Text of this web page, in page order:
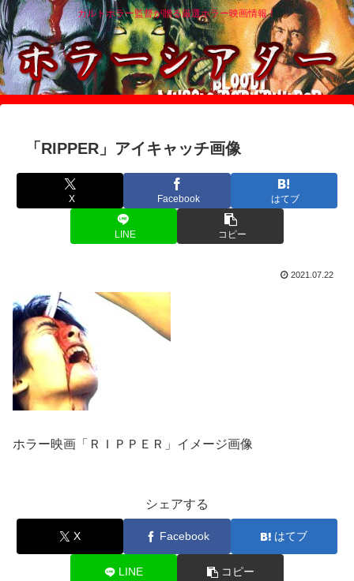
カルトホラー監督が贈る厳選ホラー映画情報！
「RIPPER」アイキャッチ画像
X Facebook はてブ
LINE コピー
2021.07.22
ホラー映画「ＲＩＰＰＥＲ」イメージ画像
シェアする
X Facebook はてブ
LINE コピー